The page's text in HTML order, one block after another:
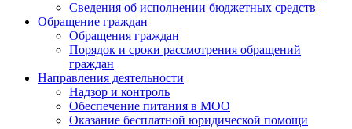
Сведения об исполнении бюджетных средств
Обращение граждан
Обращения граждан
Порядок и сроки рассмотрения обращений
граждан
Направления деятельности
Надзор и контроль
Обеспечение питания в МОО
Оказание бесплатной юридической помощи